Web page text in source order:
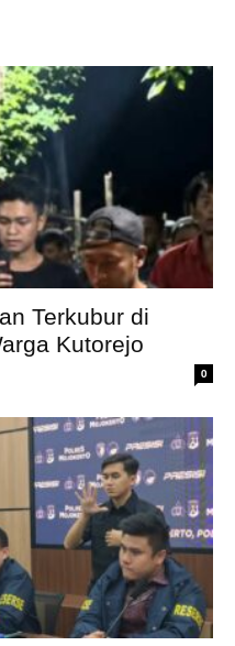
Terkubur di
Kutorejo
0